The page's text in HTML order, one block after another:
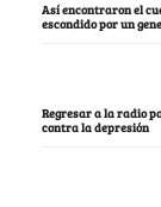
Así encontraron el
escondido por un
Regresar a la radio
contra la depresión